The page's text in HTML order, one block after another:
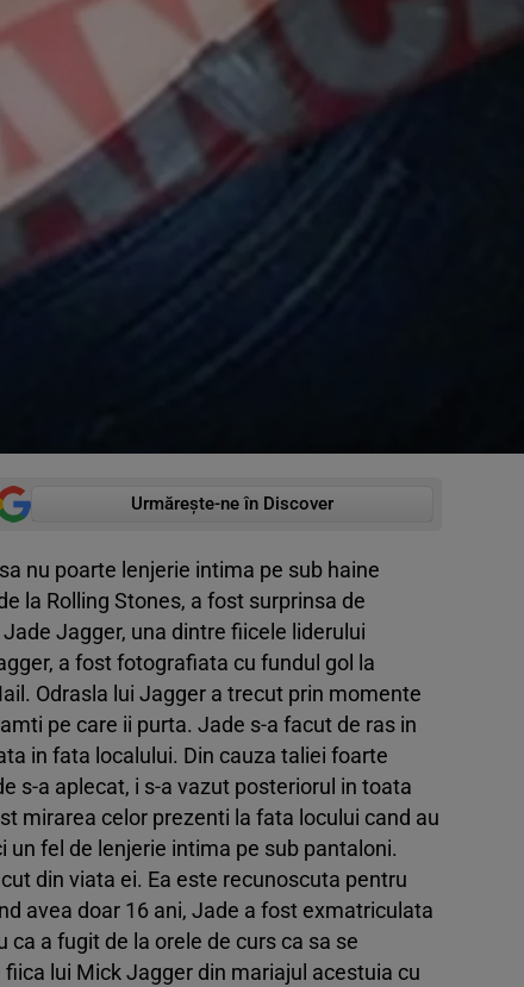
Urmărește-ne în Discover
nu poarte lenjerie intima pe sub haine
la Rolling Stones, a fost surprinsa de
Jagger, una dintre fiicele liderului
a fost fotografiata cu fundul gol la
Odrasla lui Jagger a trecut prin momente
pe care ii purta. Jade s-a facut de ras in
in fata localului. Din cauza taliei foarte
s-a aplecat, i s-a vazut posteriorul in toata
mirarea celor prezenti la fata locului cand au
fel de lenjerie intima pe sub pantaloni.
din viata ei. Ea este recunoscuta pentru
avea doar 16 ani, Jade a fost exmatriculata
ca a fugit de la orele de curs ca sa se
lui Mick Jagger din mariajul acestuia cu